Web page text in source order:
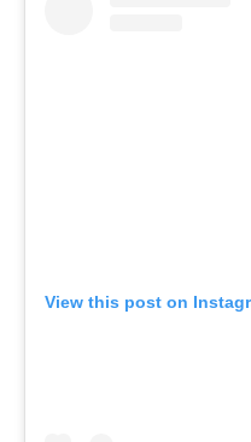
View this post on